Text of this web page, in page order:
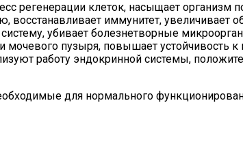
регенерации клеток, насыщает
иммунитет, увеличивает
убивает болезнетворные
мочевого пузыря, повышает устойчивость
работу эндокринной системы,
для нормального